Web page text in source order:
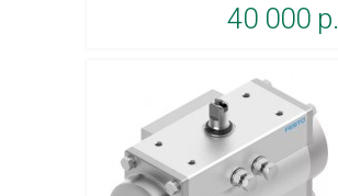
40 000 p.